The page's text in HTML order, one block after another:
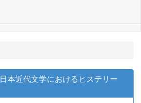
日本近代文学におけるヒステリー